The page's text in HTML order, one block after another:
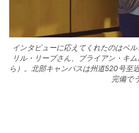
インタビューに応えてくれたのはベ
リル・リーブさん、ブライアン・キ
ら）。北部キャンパスは州道520号至
完備で